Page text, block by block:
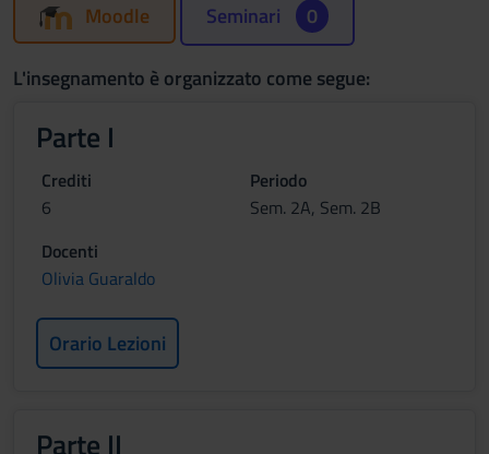
Moodle Seminari 0
L'insegnamento è organizzato come segue:
Parte I
Crediti
6
Periodo
Sem. 2A, Sem. 2B
Docenti
Olivia Guaraldo
Orario Lezioni
Parte II